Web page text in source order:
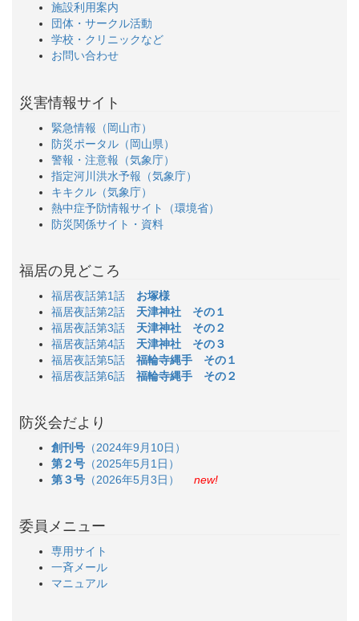
施設利用案内
団体・サークル活動
学校・クリニックなど
お問い合わせ
災害情報サイト
緊急情報（岡山市）
防災ポータル（岡山県）
警報・注意報（気象庁）
指定河川洪水予報（気象庁）
キキクル（気象庁）
熱中症予防情報サイト（環境省）
防災関係サイト・資料
福居の見どころ
福居夜話第1話 お塚様
福居夜話第2話 天津神社 その１
福居夜話第3話 天津神社 その２
福居夜話第4話 天津神社 その３
福居夜話第5話福輪寺縄手 その１
福居夜話第6話福輪寺縄手 その２
防災会だより
創刊号 （2024年9月10日）
第２号 （2025年5月1日）
第３号 （2026年5月3日） new!
委員メニュー
専用サイト
一斉メール
マニュアル